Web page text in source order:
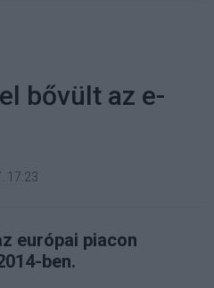
bővült az e-
17:23
európai piacon
ben.